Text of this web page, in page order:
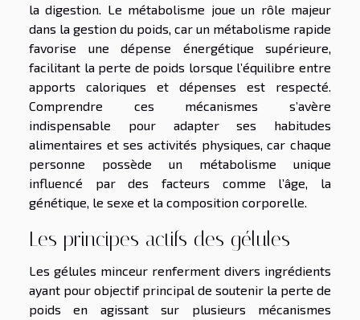
la digestion. Le métabolisme joue un rôle majeur
dans la gestion du poids, car un métabolisme rapide
favorise une dépense énergétique supérieure,
facilitant la perte de poids lorsque l’équilibre entre
apports caloriques et dépenses est respecté.
Comprendre ces mécanismes s’avère
indispensable pour adapter ses habitudes
alimentaires et ses activités physiques, car chaque
personne possède un métabolisme unique
influencé par des facteurs comme l’âge, la
génétique, le sexe et la composition corporelle.
Les principes actifs des gélules
Les gélules minceur renferment divers ingrédients
ayant pour objectif principal de soutenir la perte de
poids en agissant sur plusieurs mécanismes